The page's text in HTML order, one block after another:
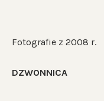
Fotografie z 2008 r.
DZWONNICA